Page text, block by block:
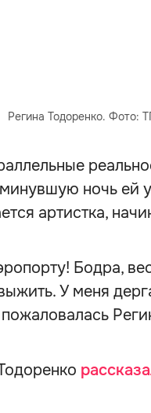
Регина Тодоренко. Фото:
ночь ей
артистка,
Бодра,
У меня